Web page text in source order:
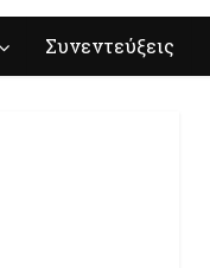
Συνεντεύξεις